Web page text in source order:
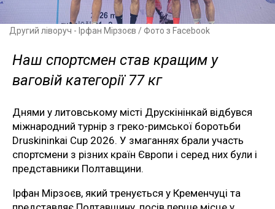
Другий ліворуч - Ірфан Мірзоєв / Фото з Facebook
Наш спортсмен став кращим у
ваговій категорії 77 кг
Днями у литовському місті Друскінінкай відбувся
міжнародний турнір з греко-римської боротьби
Druskininkai Cup 2026. У змаганнях брали участь
спортсмени з різних країн Європи і серед них були і
представники Полтавщини.
Ірфан Мірзоєв, який тренується у Кременчуці та